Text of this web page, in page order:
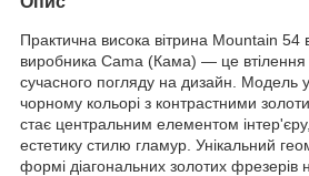
Практична висока вітрина Mountain 54
виробника Cama (Кама) — це втілення
сучасного погляду на дизайн. Модель
чорному кольорі з контрастними
стає центральним елементом
естетику стилю гламур. Унікальний
формі діагональних золотих фрезерів